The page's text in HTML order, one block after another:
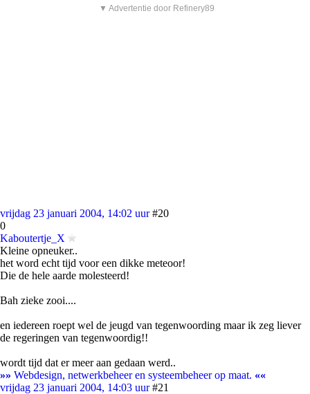
▼ Advertentie door Refinery89
vrijdag 23 januari 2004, 14:02 uur #20
0
Kaboutertje_X
Kleine opneuker..
het word echt tijd voor een dikke meteoor!
Die de hele aarde molesteerd!
Bah zieke zooi....
en iedereen roept wel de jeugd van tegenwoording maar ik zeg liever
de regeringen van tegenwoordig!!
wordt tijd dat er meer aan gedaan werd..
»» Webdesign, netwerkbeheer en systeembeheer op maat. ««
vrijdag 23 januari 2004, 14:03 uur #21